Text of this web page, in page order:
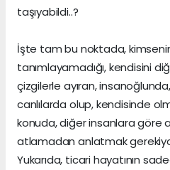
taşıyabildi..?
İşte tam bu noktada, kimsenin
tanımlayamadığı, kendisini
çizgilerle ayıran,
canlılarda olup, kendisinde
konuda, diğer insanlara göre
atlamadan anlatmak
Yukarıda, ticari hayatının